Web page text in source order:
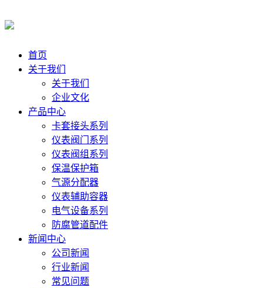
首页
关于我们
关于我们
企业文化
产品中心
卡套接头系列
仪表阀门系列
仪表阀组系列
保温保护箱
气源分配器
仪表辅助容器
电气设备系列
防腐管道配件
新闻中心
公司新闻
行业新闻
常见问题